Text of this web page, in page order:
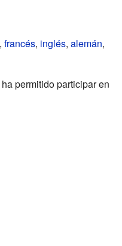
francés, inglés, alemán,
permitido participar en